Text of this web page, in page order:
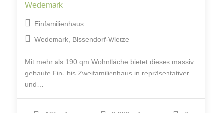
Wedemark
Einfamilienhaus
Wedemark, Bissendorf-Wietze
Mit mehr als 190 qm Wohnfläche bietet dieses massiv
gebaute Ein- bis Zweifamilienhaus in repräsentativer
und…